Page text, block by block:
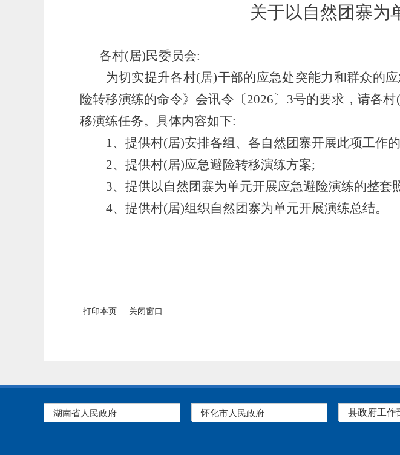
关于以自然团寨为
各村(居)民委员会:
为切实提升各村(居)干部的应急处突能力和群众的
险转移演练的命令》会讯令〔2026〕 3号的要求，请各村
移演练任务。具体内容如下:
1、提供村(居)安排各组、各自然团寨开展此项工作
2、提供村(居)应急避险转移演练方案;
3、提供以自然团寨为单元开展应急避险演练的整套
4、提供村(居)组织自然团寨为单元开展演练总结。
打印本页 关闭窗口
湖南省人民政府 怀化市人民政府